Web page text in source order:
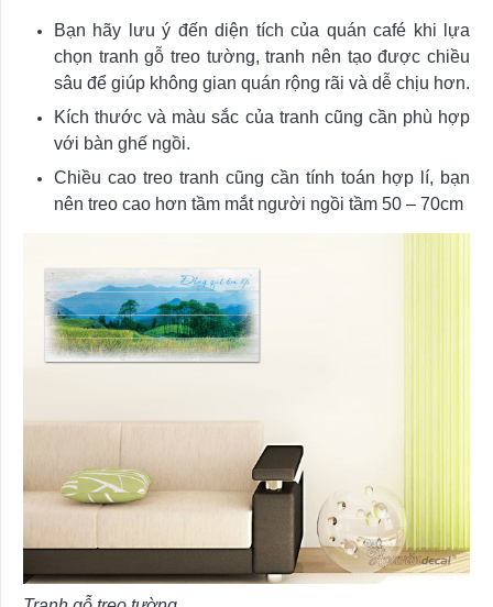
Bạn hãy lưu ý đến diện tích của quán café khi lựa
chọn tranh gỗ treo tường, tranh nên tạo được chiều
sâu để giúp không gian quán rộng rãi và dễ chịu hơn.
Kích thước và màu sắc của tranh cũng cần phù hợp
với bàn ghế ngồi.
Chiều cao treo tranh cũng cần tính toán hợp lí, bạn
nên treo cao hơn tầm mắt người ngồi tầm 50 – 70cm